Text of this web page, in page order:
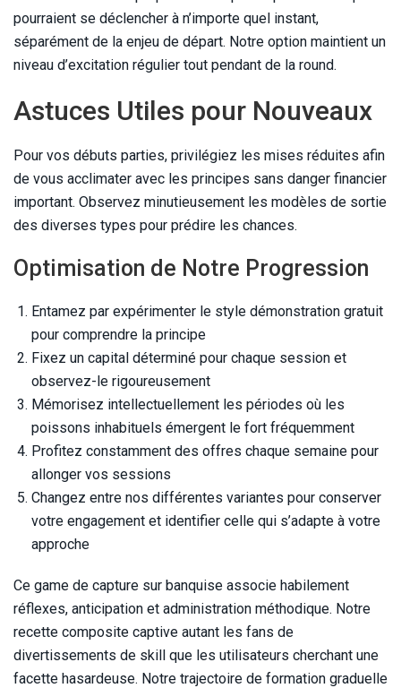
pourraient se déclencher à n’importe quel instant,
séparément de la enjeu de départ. Notre option maintient un
niveau d’excitation régulier tout pendant de la round.
Astuces Utiles pour Nouveaux
Pour vos débuts parties, privilégiez les mises réduites afin
de vous acclimater avec les principes sans danger financier
important. Observez minutieusement les modèles de sortie
des diverses types pour prédire les chances.
Optimisation de Notre Progression
Entamez par expérimenter le style démonstration gratuit
pour comprendre la principe
Fixez un capital déterminé pour chaque session et
observez-le rigoureusement
Mémorisez intellectuellement les périodes où les
poissons inhabituels émergent le fort fréquemment
Profitez constamment des offres chaque semaine pour
allonger vos sessions
Changez entre nos différentes variantes pour conserver
votre engagement et identifier celle qui s’adapte à votre
approche
Ce game de capture sur banquise associe habilement
réflexes, anticipation et administration méthodique. Notre
recette composite captive autant les fans de
divertissements de skill que les utilisateurs cherchant une
facette hasardeuse. Notre trajectoire de formation graduelle